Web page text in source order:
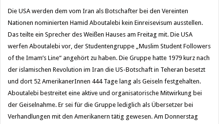
Die USA werden dem vom Iran als Botschafter bei den Vereinten
Nationen nominierten Hamid Aboutalebi kein Einreisevisum ausstellen.
Das teilte ein Sprecher des Weißen Hauses am Freitag mit. Die USA
werfen Aboutalebi vor, der Studentengruppe „Muslim Student Followers
of the Imam’s Line“ angehört zu haben. Die Gruppe hatte 1979 kurz nach
der islamischen Revolution im Iran die US-Botschaft in Teheran besetzt
und dort 52 AmerikanerInnen 444 Tage lang als Geiseln festgehalten.
Aboutalebi bestreitet eine aktive und organisatorische Mitwirkung bei
der Geiselnahme. Er sei für die Gruppe lediglich als Übersetzer bei
Verhandlungen mit den Amerikanern tätig gewesen. Am Donnerstag